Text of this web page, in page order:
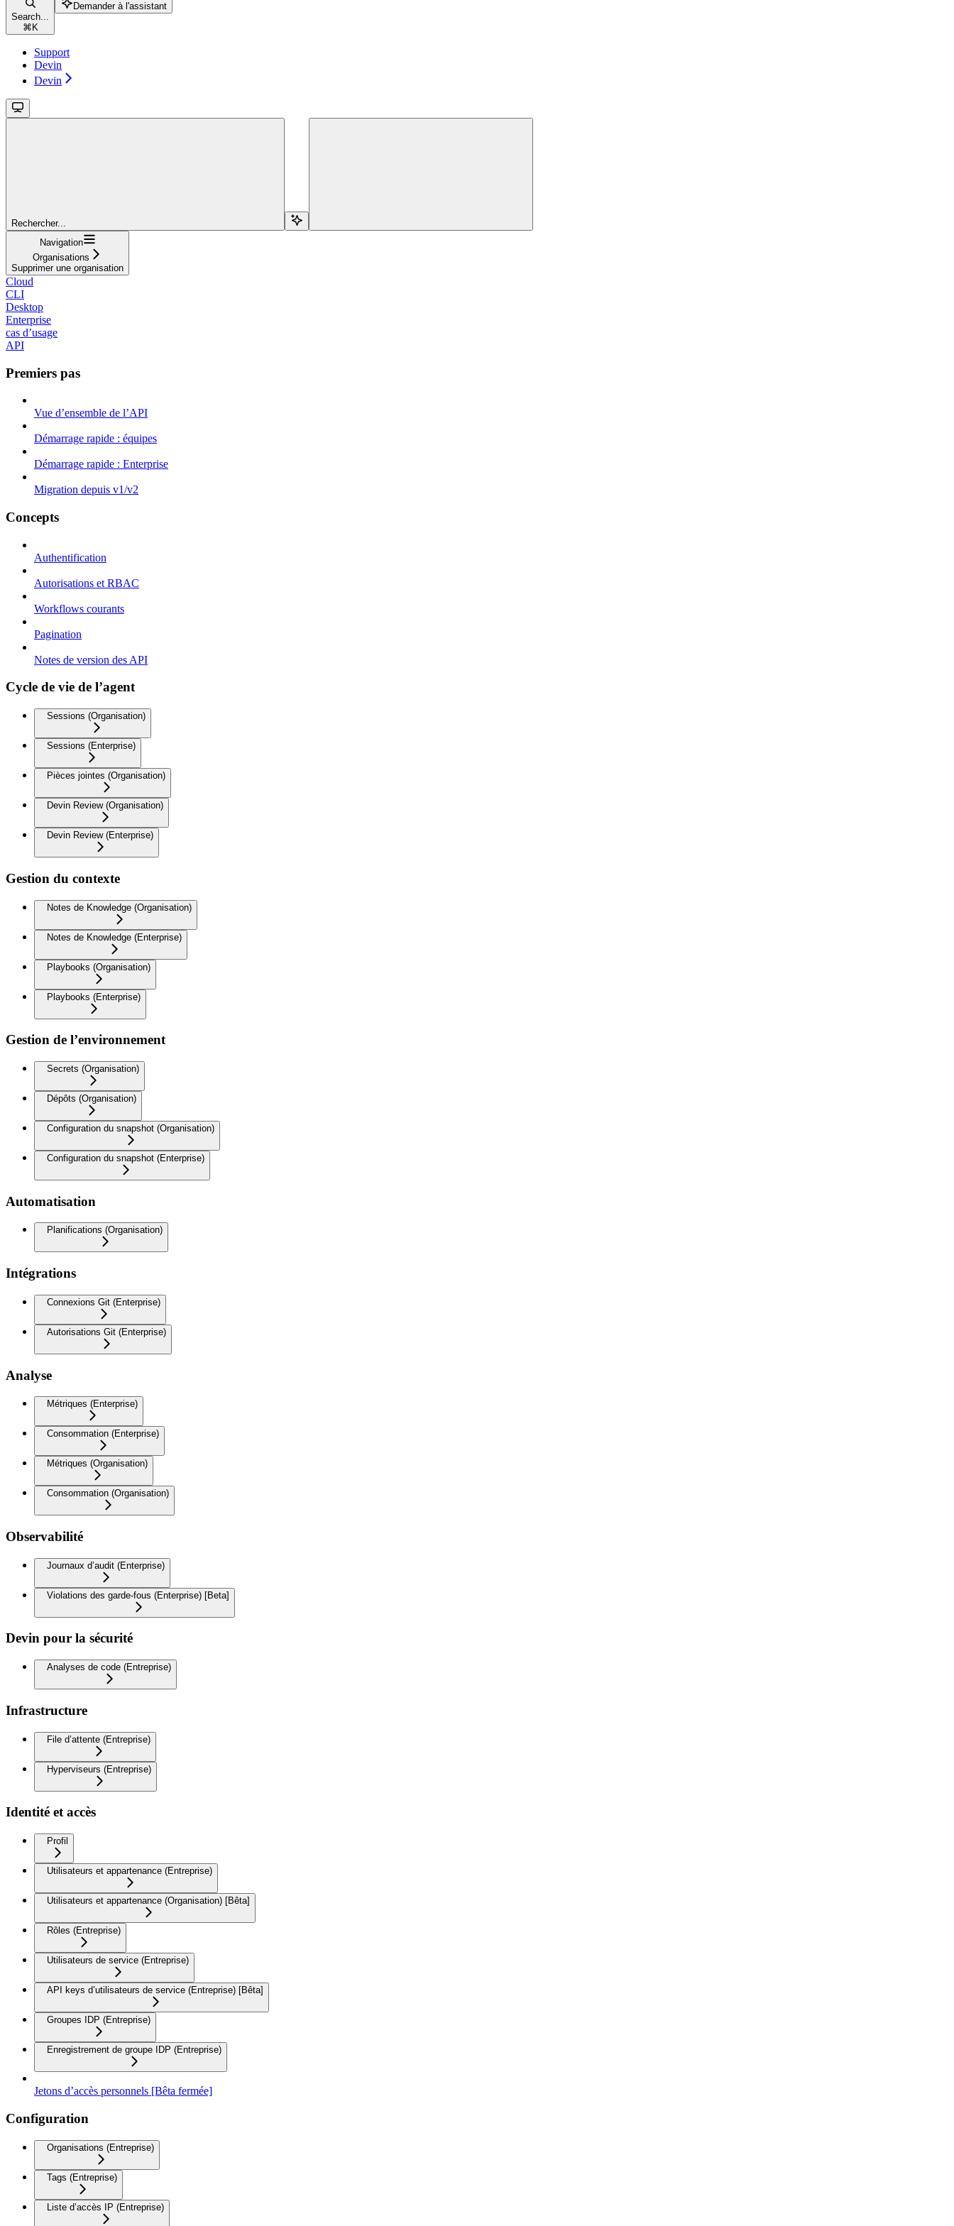
Search...
⌘ K
Demander à l'assistant
Support
Devin
Devin
Rechercher...
Navigation
Organisations
Supprimer une organisation
Cloud
CLI
Desktop
Enterprise
cas d’usage
API
Premiers pas
Vue d’ensemble de l’API
Démarrage rapide : équipes
Démarrage rapide : Enterprise
Migration depuis v1/v2
Concepts
Authentification
Autorisations et RBAC
Workflows courants
Pagination
Notes de version des API
Cycle de vie de l’agent
Sessions (Organisation)
Sessions (Enterprise)
Pièces jointes (Organisation)
Devin Review (Organisation)
Devin Review (Enterprise)
Gestion du contexte
Notes de Knowledge (Organisation)
Notes de Knowledge (Enterprise)
Playbooks (Organisation)
Playbooks (Enterprise)
Gestion de l’environnement
Secrets (Organisation)
Dépôts (Organisation)
Configuration du snapshot (Organisation)
Configuration du snapshot (Enterprise)
Automatisation
Planifications (Organisation)
Intégrations
Connexions Git (Enterprise)
Autorisations Git (Enterprise)
Analyse
Métriques (Enterprise)
Consommation (Enterprise)
Métriques (Organisation)
Consommation (Organisation)
Observabilité
Journaux d’audit (Enterprise)
Violations des garde-fous (Enterprise) [Beta]
Devin pour la sécurité
Analyses de code (Entreprise)
Infrastructure
File d’attente (Entreprise)
Hyperviseurs (Entreprise)
Identité et accès
Profil
Utilisateurs et appartenance (Entreprise)
Utilisateurs et appartenance (Organisation) [Bêta]
Rôles (Entreprise)
Utilisateurs de service (Entreprise)
API keys d’utilisateurs de service (Entreprise) [Bêta]
Groupes IDP (Entreprise)
Enregistrement de groupe IDP (Entreprise)
Jetons d’accès personnels [Bêta fermée]
Configuration
Organisations (Entreprise)
Tags (Entreprise)
Liste d’accès IP (Entreprise)